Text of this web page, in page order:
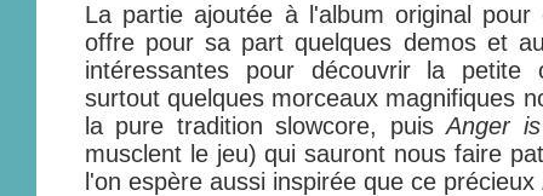
La partie ajoutée à l'album original
offre pour sa part quelques demos et
intéressantes pour découvrir la petite
surtout quelques morceaux magnifiques
la pure tradition slowcore, puisAnger
musclent le jeu) qui sauront nous faire
l'on espère aussi inspirée que ce précieux